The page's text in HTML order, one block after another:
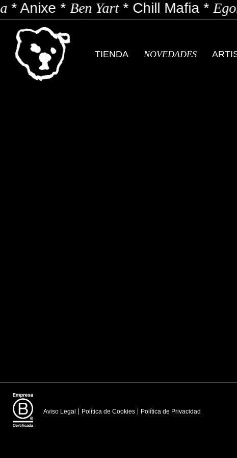
*Anixe*Ben Yart*Chill Mafia*
TIENDA NOVEDADES
Aviso Legal Política de Cookies Política de Privacidad